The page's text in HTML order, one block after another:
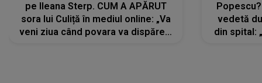
pe Ileana Sterp. CUM A APĂRUT
sora lui Culiță în mediul online: „Va
veni ziua când povara va dispărea,
vedetă
din spital: